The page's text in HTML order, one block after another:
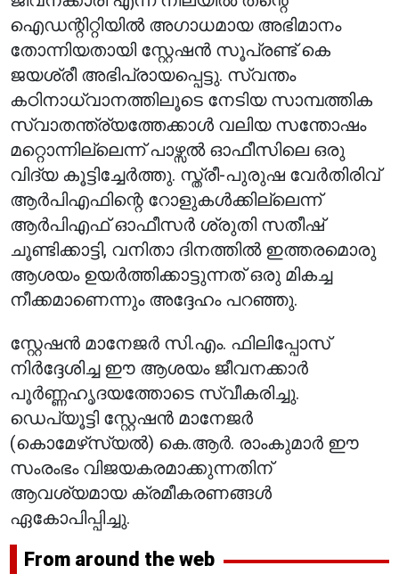
ഐഡന്റിറ്റിയിൽ അഗാധമായ അഭിമാനം
തോന്നിയതായി സ്റ്റേഷൻ സൂപ്രണ്ട് കെ
ജയശ്രീ അഭിപ്രായപ്പെട്ടു. സ്വന്തം
കഠിനാധ്വാനത്തിലൂടെ നേടിയ സാമ്പത്തിക
സ്വാതന്ത്ര്യത്തേക്കാൾ വലിയ സന്തോഷം
മറ്റൊന്നില്ലെന്ന് പാഴ്സൽ ഓഫീസിലെ ഒരു
വിദ്യ കൂട്ടിച്ചേർത്തു. സ്ത്രീ-പുരുഷ വേർതിരിവ്
ആർപിഎഫിന്റെ റോളുകൾക്കില്ലെന്ന്
ആർപിഎഫ് ഓഫീസർ ശ്രുതി സതീഷ്
ചൂണ്ടിക്കാട്ടി, വനിതാ ദിനത്തിൽ ഇത്തരമൊരു
ആശയം ഉയർത്തിക്കാട്ടുന്നത് ഒരു മികച്ച
നീക്കമാണെന്നും അദ്ദേഹം പറഞ്ഞു.
സ്റ്റേഷൻ മാനേജർ സി.എം. ഫിലിപ്പോസ്
നിർദ്ദേശിച്ച ഈ ആശയം ജീവനക്കാർ
പൂർണ്ണഹൃദയത്തോടെ സ്വീകരിച്ചു.
ഡെപ്യൂട്ടി സ്റ്റേഷൻ മാനേജർ
(കൊമേഴ്‌സ്യൽ) കെ.ആർ. രാംകുമാർ ഈ
സംരംഭം വിജയകരമാക്കുന്നതിന്
ആവശ്യമായ ക്രമീകരണങ്ങൾ
ഏകോപിപ്പിച്ചു.
From around the web